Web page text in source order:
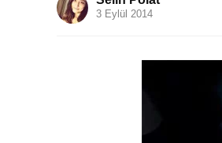
3 Eylül 2014